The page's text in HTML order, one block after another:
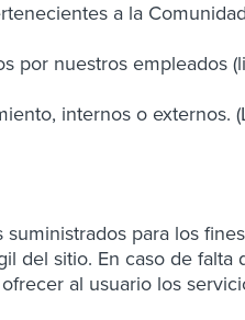
a la
nuestros empleados
internos o externos.
para los
del sitio. En caso de
al usuario los